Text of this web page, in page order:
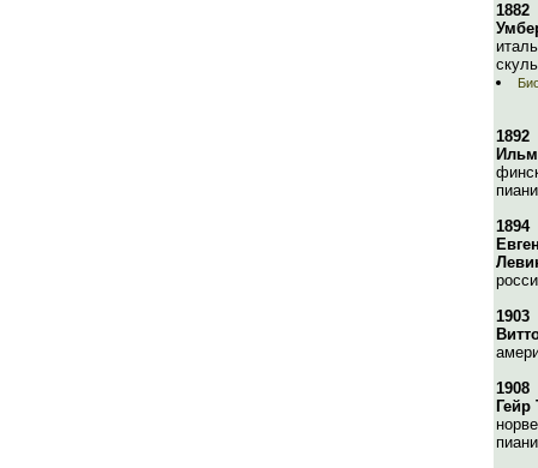
1882
1892
1894
1903
1908
Гейр